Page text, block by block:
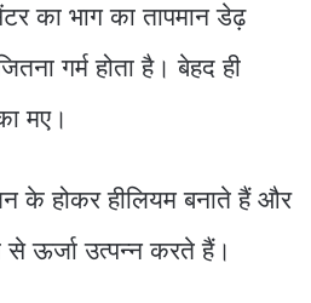
का भाग का तापमान डेढ़
गर्म होता है। बेहद ही
मए।
के होकर हीलियम बनाते हैं और
ऊर्जा उत्पन्न करते हैं।